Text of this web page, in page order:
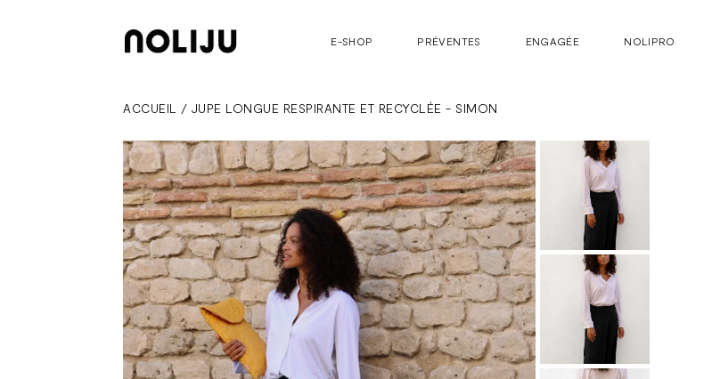
E-SHOP PRÉVENTES ENGAGÉE NOLIPRO
ACCUEIL / JUPE LONGUE RESPIRANTE ET RECYCLÉE - SIMON